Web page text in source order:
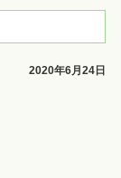
2020年6月24日